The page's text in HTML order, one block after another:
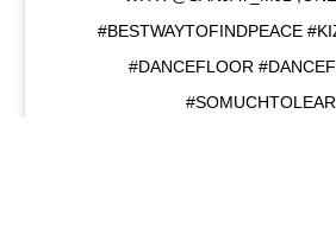
#BESTWAYTOFINDPEACE
#DANCEFLOOR